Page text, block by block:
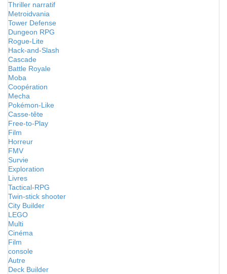
Thriller narratif
Metroidvania
Tower Defense
Dungeon RPG
Rogue-Lite
Hack-and-Slash
Cascade
Battle Royale
Moba
Coopération
Mecha
Pokémon-Like
Casse-tête
Free-to-Play
Film
Horreur
FMV
Survie
Exploration
Livres
Tactical-RPG
Twin-stick shooter
City Builder
LEGO
Multi
Cinéma
Film
console
Autre
Deck Builder